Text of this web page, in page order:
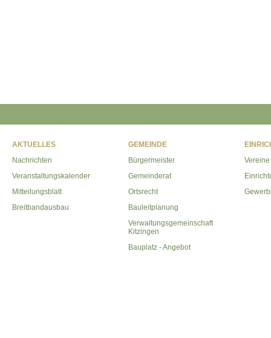
AKTUELLES
Nachrichten
Veranstaltungskalender
Mitteilungsblatt
Breitbandausbau
GEMEINDE
Bürgermeister
Gemeinderat
Ortsrecht
Bauleitplanung
Verwaltungsgemeinschaft
Kitzingen
Bauplatz - Angebot